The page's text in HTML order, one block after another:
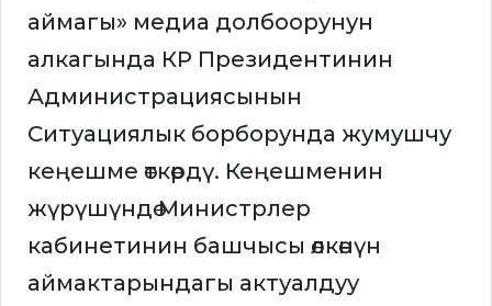
аймагы» медиа долбоорунун
алкагында КР Президентинин
Администрациясынын
Ситуациялык борборунда жумушчу
кеңешме өткөрдү. Кеңешменин
жүрүшүндө Министрлер
кабинетинин башчысы өлкөнүн
аймактарындагы актуалдуу